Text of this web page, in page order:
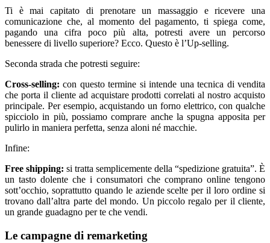
Ti è mai capitato di prenotare un massaggio e ricevere una
comunicazione che, al momento del pagamento, ti spiega come,
pagando una cifra poco più alta, potresti avere un percorso
benessere di livello superiore? Ecco. Questo è l’Up-selling.
Seconda strada che potresti seguire:
Cross-selling:con questo termine si intende una tecnica di vendita
che porta il cliente ad acquistare prodotti correlati al nostro acquisto
principale. Per esempio, acquistando un forno elettrico, con qualche
spicciolo in più, possiamo comprare anche la spugna apposita per
pulirlo in maniera perfetta, senza aloni né macchie.
Infine:
Free shipping: si tratta semplicemente della “spedizione gratuita”. È
un tasto dolente che i consumatori che comprano online tengono
sott’occhio, soprattutto quando le aziende scelte per il loro ordine si
trovano dall’altra parte del mondo. Un piccolo regalo per il cliente,
un grande guadagno per te che vendi.
Le campagne di remarketing